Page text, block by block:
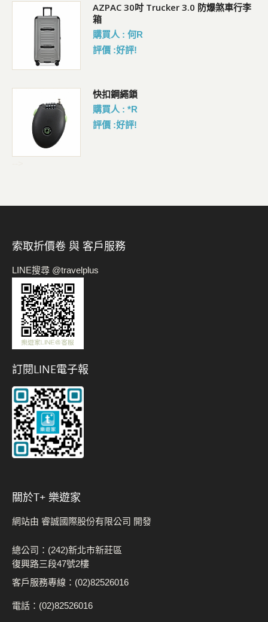
AZPAC 30吋 Trucker 3.0 防爆煞車行李
箱
購買人 : 何R
評價 :好評!
快扣鋼繩鎖
購買人 : *R
評價 :好評!
索取折價卷 與 客戶服務
LINE搜尋 @travelplus
訂閱LINE電子報
關於t+ 樂遊家
網站由 睿誠國際股份有限公司 開發
總公司：(242)新北市新莊區
復興路三段47號2樓
客戶服務專線：(02)82526016
電話：(02)82526016